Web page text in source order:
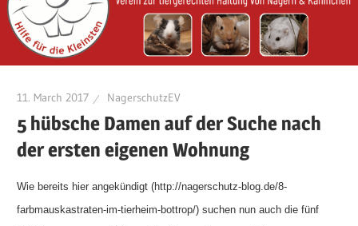
11. March 2017 NagerschutzEV
5 hübsche Damen auf der Suche nach
der ersten eigenen Wohnung
Wie bereits hier angekündigt (http://nagerschutz-blog.de/8-
farbmauskastraten-im-tierheim-bottrop/) suchen nun auch die fünf